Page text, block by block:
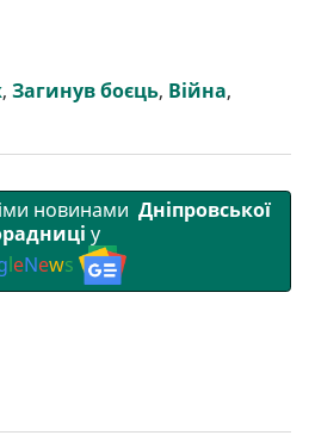
a
m
p
p
, Загинув боєць, Війна,
новинами Дніпровської
у
leNews